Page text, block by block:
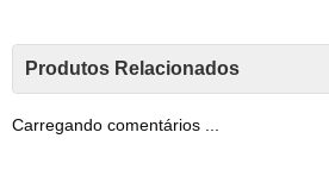
Produtos Relacionados
Carregando comentários ...